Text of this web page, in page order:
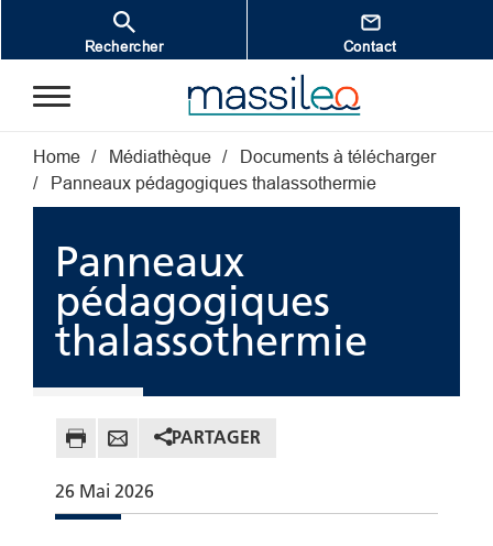
Aller au contenu principal
Rechercher Contact
Fil d'Ariane
Home Médiathèque
Documents à télécharger
Panneaux pédagogiques thalassothermie
Panneaux
pédagogiques
thalassothermie
PARTAGER
26 Mai 2026